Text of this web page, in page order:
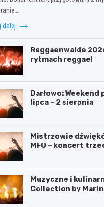
dalej
Reggaenwalde
rytmach reggae!
Darłowo: Weekend
lipca – 2 sierpnia
Mistrzowie
MFO – koncert
Muzyczne i
Collection by